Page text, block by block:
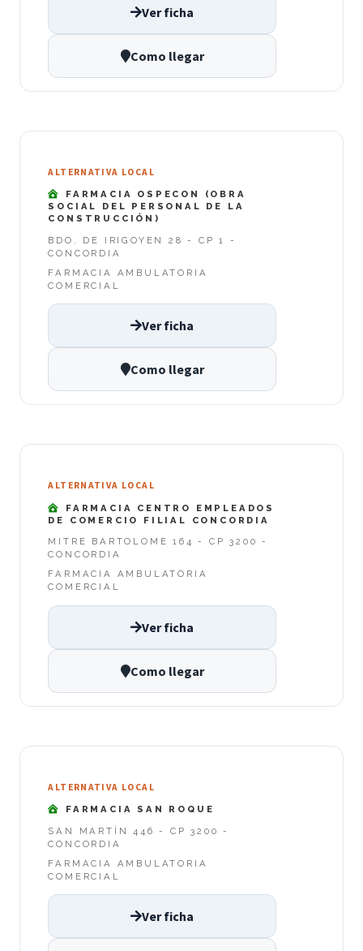
Ver ficha
Como llegar
ALTERNATIVA LOCAL
FARMACIA OSPECON (OBRA
SOCIAL DEL PERSONAL DE LA
CONSTRUCCIÓN)
BDO. DE IRIGOYEN 28 - CP 1 -
CONCORDIA
FARMACIA AMBULATORIA
COMERCIAL
Ver ficha
Como llegar
ALTERNATIVA LOCAL
FARMACIA CENTRO EMPLEADOS
DE COMERCIO FILIAL CONCORDIA
MITRE BARTOLOME 164 - CP 3200 -
CONCORDIA
FARMACIA AMBULATORIA
COMERCIAL
Ver ficha
Como llegar
ALTERNATIVA LOCAL
FARMACIA SAN ROQUE
SAN MARTÍN 446 - CP 3200 -
CONCORDIA
FARMACIA AMBULATORIA
COMERCIAL
Ver ficha